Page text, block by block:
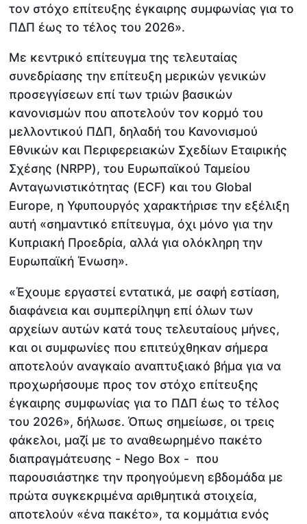
τον στόχο επίτευξης έγκαιρης συμφωνίας για το
ΠΔΠ έως το τέλος του 2026».
Με κεντρικό επίτευγμα της τελευταίας
συνεδρίασης την επίτευξη μερικών γενικών
προσεγγίσεων επί των τριών βασικών
κανονισμών που αποτελούν τον κορμό του
μελλοντικού ΠΔΠ, δηλαδή του Κανονισμού
Εθνικών και Περιφερειακών Σχεδίων Εταιρικής
Σχέσης (NRPP), του Ευρωπαϊκού Ταμείου
Ανταγωνιστικότητας (ECF) και του Global
Europe, η Υφυπουργός χαρακτήρισε την εξέλιξη
αυτή «σημαντικό επίτευγμα, όχι μόνο για την
Κυπριακή Προεδρία, αλλά για ολόκληρη την
Ευρωπαϊκή Ένωση».
«Έχουμε εργαστεί εντατικά, με σαφή εστίαση,
διαφάνεια και συμπερίληψη επί όλων των
αρχείων αυτών κατά τους τελευταίους μήνες,
και οι συμφωνίες που επιτεύχθηκαν σήμερα
αποτελούν αναγκαίο αναπτυξιακό βήμα για να
προχωρήσουμε προς τον στόχο επίτευξης
έγκαιρης συμφωνίας για το ΠΔΠ έως το τέλος
του 2026», δήλωσε. Όπως σημείωσε, οι τρεις
φάκελοι, μαζί με το αναθεωρημένο πακέτο
διαπραγμάτευσης - Nego Box - που
παρουσιάστηκε την προηγούμενη εβδομάδα με
πρώτα συγκεκριμένα αριθμητικά στοιχεία,
αποτελούν «ένα πακέτο», τα κομμάτια ενός